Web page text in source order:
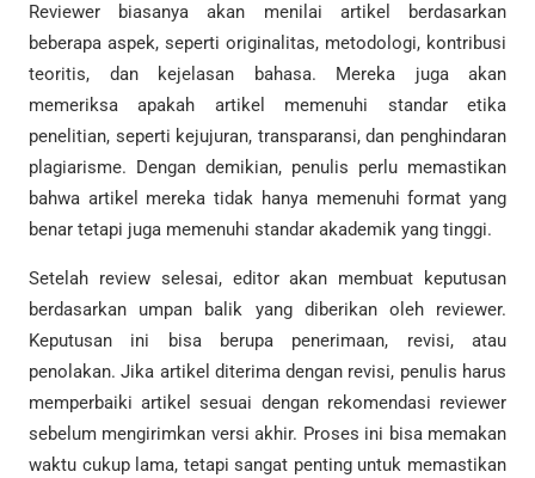
Reviewer biasanya akan menilai artikel berdasarkan
beberapa aspek, seperti originalitas, metodologi, kontribusi
teoritis, dan kejelasan bahasa. Mereka juga akan
memeriksa apakah artikel memenuhi standar etika
penelitian, seperti kejujuran, transparansi, dan penghindaran
plagiarisme. Dengan demikian, penulis perlu memastikan
bahwa artikel mereka tidak hanya memenuhi format yang
benar tetapi juga memenuhi standar akademik yang tinggi.
Setelah review selesai, editor akan membuat keputusan
berdasarkan umpan balik yang diberikan oleh reviewer.
Keputusan ini bisa berupa penerimaan, revisi, atau
penolakan. Jika artikel diterima dengan revisi, penulis harus
memperbaiki artikel sesuai dengan rekomendasi reviewer
sebelum mengirimkan versi akhir. Proses ini bisa memakan
waktu cukup lama, tetapi sangat penting untuk memastikan